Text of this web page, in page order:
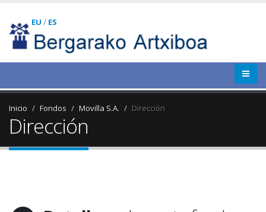
EU / ES
Inicio Fondos Movilla S.A. Dirección
Dirección